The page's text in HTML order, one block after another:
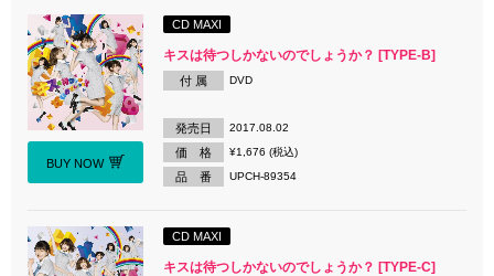
BUY NOW
CD MAXI
キスは待つしかないのでしょうか？ [TYPE-B]
付 属 DVD
発売日 2017.08.02
価 格 ¥1,676 (税込)
品 番 UPCH-89354
CD MAXI
キスは待つしかないのでしょうか？ [TYPE-C]